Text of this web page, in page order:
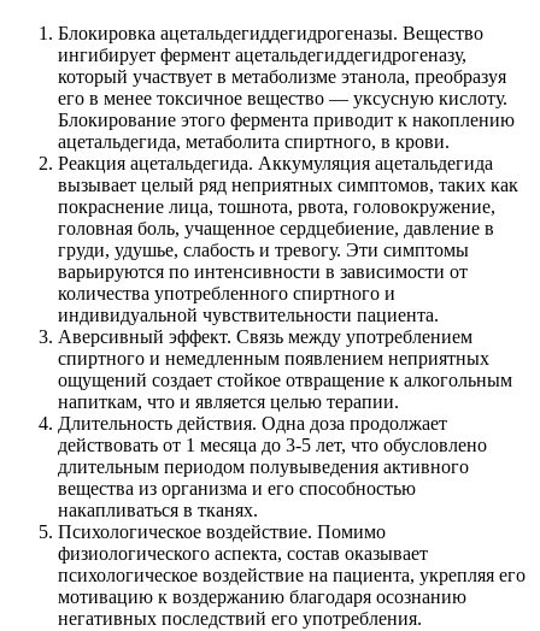
Блокировка ацетальдегиддегидрогеназы. Вещество
ингибирует фермент ацетальдегиддегидрогеназу,
который участвует в метаболизме этанола, преобразуя
его в менее токсичное вещество — уксусную кислоту.
Блокирование этого фермента приводит к накоплению
ацетальдегида, метаболита спиртного, в крови.
Реакция ацетальдегида. Аккумуляция ацетальдегида
вызывает целый ряд неприятных симптомов, таких как
покраснение лица, тошнота, рвота, головокружение,
головная боль, учащенное сердцебиение, давление в
груди, удушье, слабость и тревогу. Эти симптомы
варьируются по интенсивности в зависимости от
количества употребленного спиртного и
индивидуальной чувствительности пациента.
Аверсивный эффект. Связь между употреблением
спиртного и немедленным появлением неприятных
ощущений создает стойкое отвращение к алкогольным
напиткам, что и является целью терапии.
Длительность действия. Одна доза продолжает
действовать от 1 месяца до 3-5 лет, что обусловлено
длительным периодом полувыведения активного
вещества из организма и его способностью
накапливаться в тканях.
Психологическое воздействие. Помимо
физиологического аспекта, состав оказывает
психологическое воздействие на пациента, укрепляя его
мотивацию к воздержанию благодаря осознанию
негативных последствий его употребления.